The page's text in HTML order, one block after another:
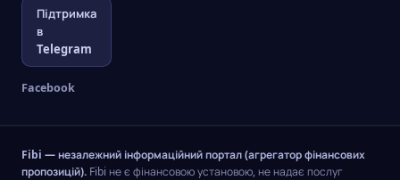
Підтримка
в
Telegram
Facebook
Fibi — незалежний інформаційний портал (агрегатор фінансових
пропозицій). Fibi не є фінансовою установою, не надає послуг